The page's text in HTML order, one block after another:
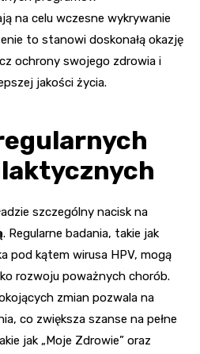
na celu wczesne wykrywanie
to stanowi doskonałą okazję
ochrony swojego zdrowia i
jakości życia.
szczególny nacisk na
. Regularne badania, takie jak
pod kątem wirusa HPV, mogą
rozwoju poważnych chorób.
zmian pozwala na
co zwiększa szanse na pełne
jak „Moje Zdrowie” oraz